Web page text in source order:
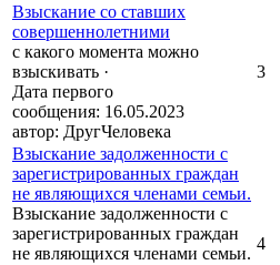
Взыскание со ставших
совершеннолетними
с какого момента можно
взыскивать ·
Дата первого
сообщения: 16.05.2023
автор: ДругЧеловека
3
Взыскание задолженности с
зарегистрированных граждан
не являющихся членами семьи.
Взыскание задолженности с
зарегистрированных граждан
не являющихся членами семьи.
4